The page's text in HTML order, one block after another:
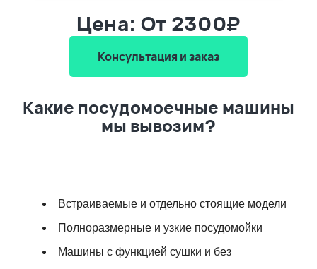
Цена: От 2300₽
Консультация и заказ
Какие посудомоечные машины
мы вывозим?
Встраиваемые и отдельно стоящие модели
Полноразмерные и узкие посудомойки
Машины с функцией сушки и без